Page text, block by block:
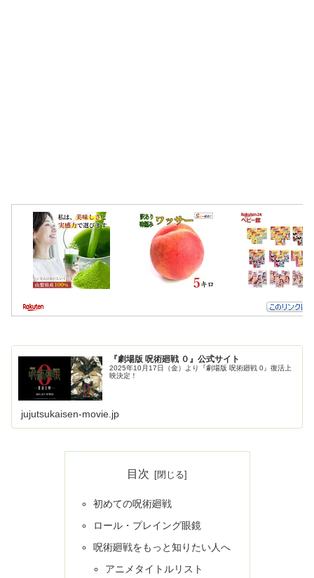
『劇場版 呪術廻戦 ０』公式サイト
2025年10月17日（金）より『劇場版 呪術廻戦 0』復活上
映決定！
jujutsukaisen-movie.jp
目次
初めての呪術廻戦
ロール・プレイング眼鏡
呪術廻戦をもっと知りたい人へ
アニメタイトルリスト